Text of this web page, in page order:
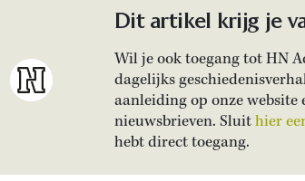
Dit artikel krijg je
Wil je ook toegang tot HN
dagelijks
aanleiding op onze website
nieuwsbrieven. Sluithier
hebt direct toegang.